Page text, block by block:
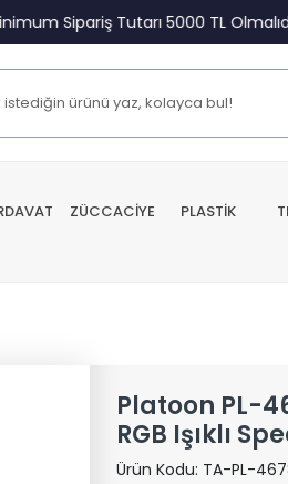
Sipariş Tutarı 5000 TL Olmalıdır.
ZÜCCACİYE PLASTİK
Platoon PL-
RGB Işıklı
Ürün Kodu: TA-PL-